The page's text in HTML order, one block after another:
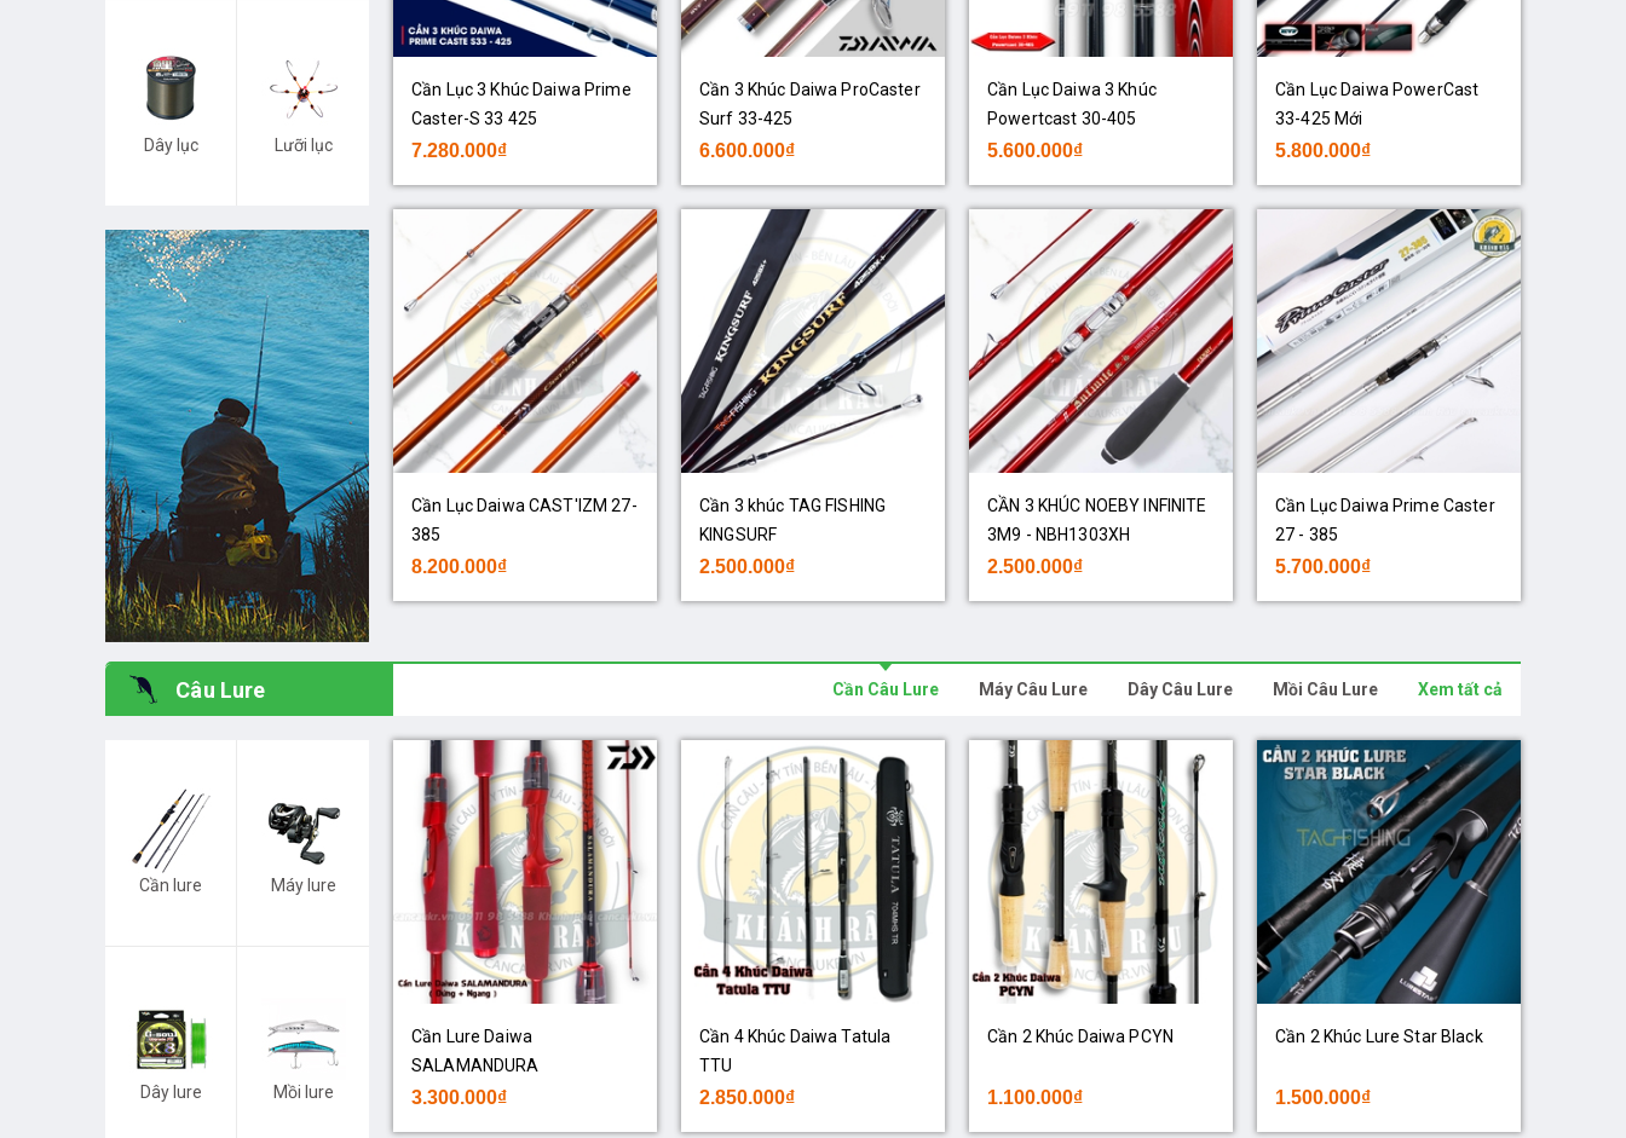
Dây lục Lưỡi lục
Cần Lục 3 Khúc Daiwa Prime
Caster-S 33 425
7.280.000₫
Cần 3 Khúc Daiwa ProCaster
Surf 33-425
6.600.000₫
Cần Lục Daiwa 3 Khúc
Powertcast 30-405
5.600.000₫
Cần Lục Daiwa PowerCast
33-425 Mới
5.800.000₫
Cần Lục Daiwa CAST'IZM 27-
385
8.200.000₫
Cần 3 khúc TAG FISHING
KINGSURF
2.500.000₫
CẦN 3 KHÚC NOEBY INFINITE
3M9 - NBH1303XH
2.500.000₫
Cần Lục Daiwa Prime Caster
27 - 385
5.700.000₫
Câu Lure Cần Câu Lure Máy Câu Lure Dây Câu Lure Mồi Câu Lure Xem tất cả
Cần lure Máy lure
Dây lure Mồi lure
Cần Lure Daiwa
SALAMANDURA
3.300.000₫
Cần 4 Khúc Daiwa Tatula
TTU
2.850.000₫
Cần 2 Khúc Daiwa PCYN
1.100.000₫
Cần 2 Khúc Lure Star Black
1.500.000₫